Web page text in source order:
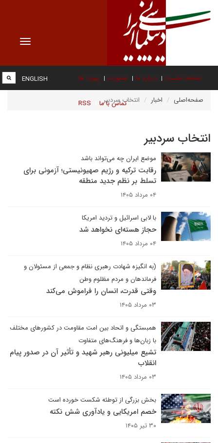
Toggle
صفحه نخست درباره ما عضویت پیوند ها
تماس با ما RSS
ENGLISH
صفحه‌اصلی اخبار انتخاب سردبیر
انتخاب سردبیر
موضع ایران چه می‌تواند باشد
رقابت ترکیه و رژیم صهیونیستی؛ آزمونی برای
تسلط بر نظم جدید منطقه
۰۴ مرداد ۱۴۰۵
با لابی اسرائیل و تردید امریکا
حجاز هسته‌ای نخواهد شد
۰۴ مرداد ۱۴۰۵
(به انگیزه شهادت رهبری نظام و جمعی از مسئولان و
فرماندهان و مردم مظلوم وطن
وقتی قدرت، انسان را فراموش می‌کند
۰۳ مرداد ۱۴۰۵
همبستگی و اتحاد بین امت مقاومت در کشورهای مختلف
با زبان‌ها و فرهنگ‌های متفاوت
تشیع میلیونی رهبر شهید و تأثیر آن در صدور پیام
انقلاب
۰۳ مرداد ۱۴۰۵
بخش بزرگی از توطئه شکست خورده است
خصم امریکایی و یادآوری شش نکته
۳۰ تیر ۱۴۰۵